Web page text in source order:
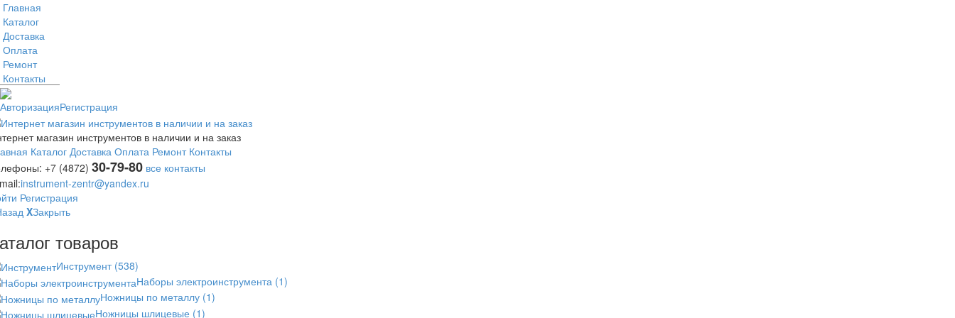
Главная
Каталог
Доставка
Оплата
Ремонт
Контакты
АвторизацияРегистрация
магазин инструментов в наличии и на заказ
Каталог Доставка Оплата Ремонт Контакты
+7 (4872) 30-79-80 все контакты
instrument-zentr@yandex.ru
Регистрация
XЗакрыть
товаров
Инструмент (538)
Наборы электроинструмента (1)
Ножницы по металлу (1)
Ножницы шлицевые (1)